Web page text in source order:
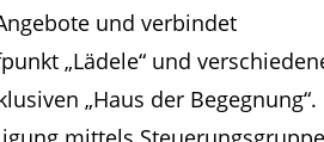
und verbindet
„Lädele“ und
„Haus der Begegnung“.